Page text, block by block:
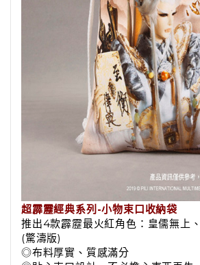
超霹靂經典系列-小物束口收納袋
推出4款霹靂最火紅角色：皇儒無上
(驚濤版)
◎布料厚實、質感滿分